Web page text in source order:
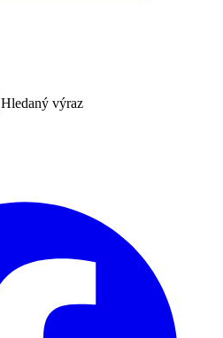
Hledaný výraz